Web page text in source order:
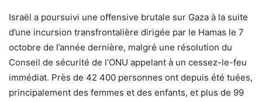
Israël a poursuivi une offensive brutale sur Gaza à la suite
d’une incursion transfrontalière dirigée par le Hamas le 7
octobre de l’année dernière, malgré une résolution du
Conseil de sécurité de l’ONU appelant à un cessez-le-feu
immédiat. Près de 42 400 personnes ont depuis été tuées,
principalement des femmes et des enfants, et plus de 99